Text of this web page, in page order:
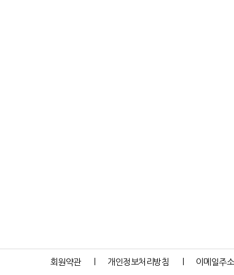
회원약관 개인정보처리방침 이메일주